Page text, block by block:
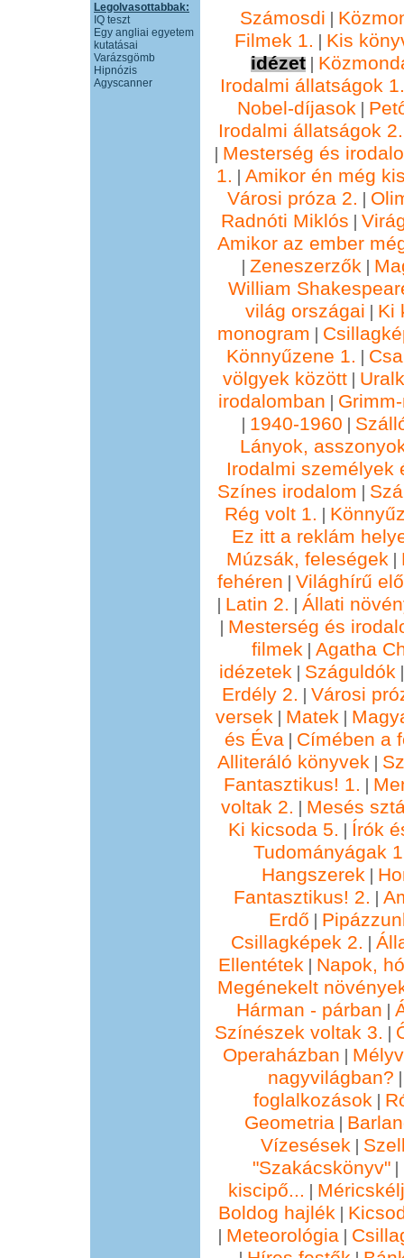
Legolvasottabbak:
IQ teszt
Egy angliai egyetem
kutatásai
Varázsgömb
Hipnózis
Agyscanner
Számosdi |
Filmek 1. | Kis
idézet|
Irodalmi állatságok 1.
Nobel-díjasok |
Irodalmi állatságok 2.
| Mesterség és
1. | Amikor én még
Városi próza 2. |
Radnóti Miklós |
Amikor az ember
| Zeneszerzők |
William
világ országai | Ki
monogram |
Könnyűzene 1. |
völgyek között |
irodalomban |
| 1940-1960 |
Lányok,
Irodalmi személyek
Színes irodalom |
Rég volt 1. |
Ez itt a reklám
Múzsák, feleségek |
fehéren | Világhírű
| Latin 2. | Állati
| Mesterség és
filmek | Agatha
idézetek | Száguldók
Erdély 2. | Városi
versek | Matek |
és Éva | Címében a
Alliteráló könyvek |
Fantasztikus! 1. |
voltak 2. | Mesés
Ki kicsoda 5. | Írók
Tudományágak
Hangszerek |
Fantasztikus! 2. |
Erdő |
Csillagképek 2. |
Ellentétek | Napok,
Megénekelt
Hárman - párban |
Színészek voltak 3. |
Operaházban |
nagyvilágban?
foglalkozások |
Geometria|
Vízesések |
"Szakácskönyv" |
kiscipő... |
Boldog hajlék |
| Meteorológia|